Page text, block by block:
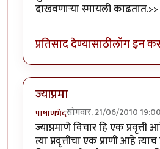
दाखवणार्‍या स्मायली
प्रतिसाद देण्यासाठीलॉग इन
ज्याप्रमा
पाषाणभेदसोमवार, 21/06/2010 19:00
ज्याप्रमाणे विचार हि एक
त्या प्रवृत्तीचा एक प्राणी आहे